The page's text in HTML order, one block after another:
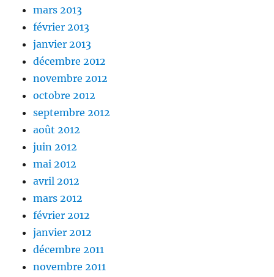
mars 2013
février 2013
janvier 2013
décembre 2012
novembre 2012
octobre 2012
septembre 2012
août 2012
juin 2012
mai 2012
avril 2012
mars 2012
février 2012
janvier 2012
décembre 2011
novembre 2011